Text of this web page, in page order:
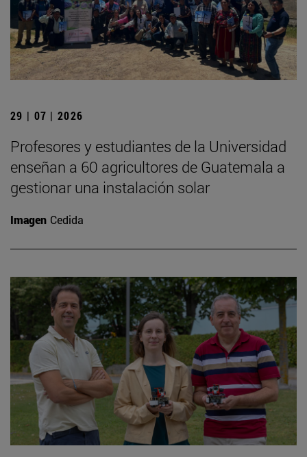
29 | 07 | 2026
Profesores y estudiantes de la Universidad
enseñan a 60 agricultores de Guatemala a
gestionar una instalación solar
Imagen Cedida